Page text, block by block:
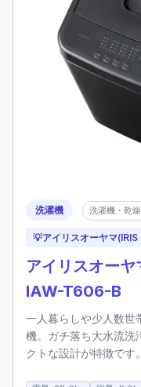
洗濯機 洗濯機・乾
💡アイリスオーヤマ
アイリスオー
IAW-T606-B
一人暮らしや少人数
機。ガチ落ち大水流洗
クトな設計が特徴です。